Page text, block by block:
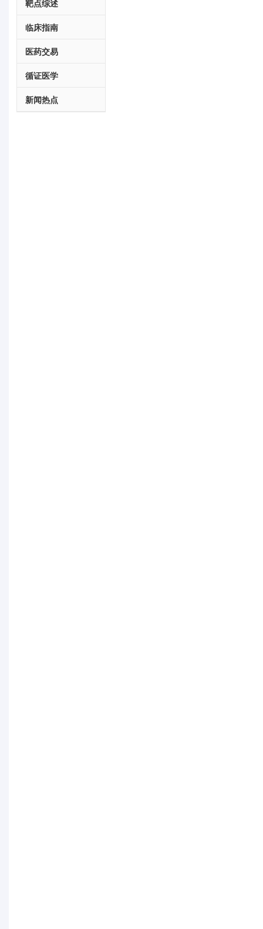
靶点综述
临床指南
医药交易
循证医学
新闻热点